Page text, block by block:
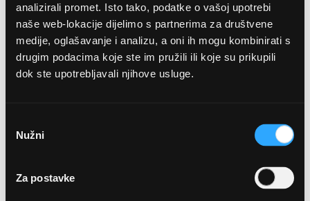
analizirali promet. Isto tako, podatke o vašoj upotrebi
naše web-lokacije dijelimo s partnerima za društvene
medije, oglašavanje i analizu, a oni ih mogu kombinirati s
drugim podacima koje ste im pružili ili koje su prikupili
dok ste upotrebljavali njihove usluge.
pristanka
Nužni
Za postavke
Podijeli s prijateljima